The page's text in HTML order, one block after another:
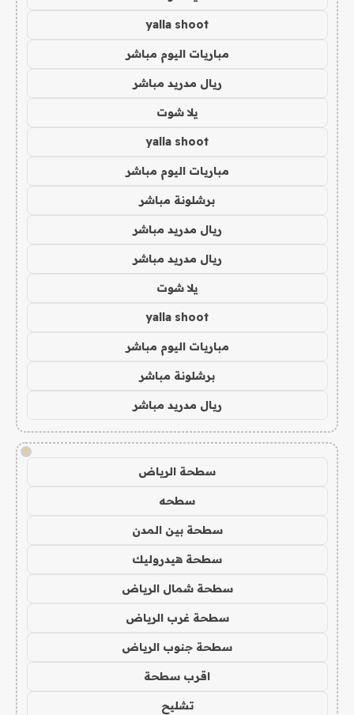
yalla shoot
مباريات اليوم مباشر
ريال مدريد مباشر
يلا شوت
yalla shoot
مباريات اليوم مباشر
برشلونة مباشر
ريال مدريد مباشر
ريال مدريد مباشر
يلا شوت
yalla shoot
مباريات اليوم مباشر
برشلونة مباشر
ريال مدريد مباشر
!
سطحة الرياض
سطحه
سطحة بين المدن
سطحة هيدروليك
سطحة شمال الرياض
سطحة غرب الرياض
سطحة جنوب الرياض
اقرب سطحة
تشليح